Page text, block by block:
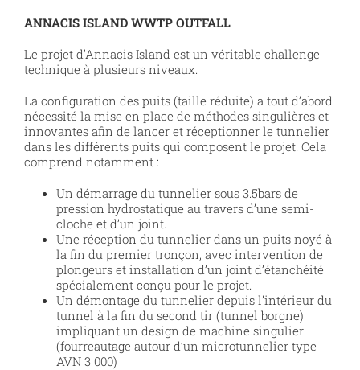
ANNACIS ISLAND WWTP OUTFALL
Le projet d’Annacis Island est un véritable challenge
technique à plusieurs niveaux.
La configuration des puits (taille réduite) a tout d’abord
nécessité la mise en place de méthodes singulières et
innovantes afin de lancer et réceptionner le tunnelier
dans les différents puits qui composent le projet. Cela
comprend notamment :
Un démarrage du tunnelier sous 3.5bars de
pression hydrostatique au travers d’une semi-
cloche et d’un joint.
Une réception du tunnelier dans un puits noyé à
la fin du premier tronçon, avec intervention de
plongeurs et installation d’un joint d’étanchéité
spécialement conçu pour le projet.
Un démontage du tunnelier depuis l’intérieur du
tunnel à la fin du second tir (tunnel borgne)
impliquant un design de machine singulier
(fourreautage autour d’un microtunnelier type
AVN 3 000)